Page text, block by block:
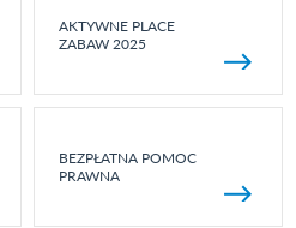
AKTYWNE PLACE
ZABAW 2025
BEZPŁATNA POMOC
PRAWNA